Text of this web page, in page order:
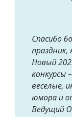
Спасибо
Новый
конкурсы
веселые,
юмора и
Ведущий